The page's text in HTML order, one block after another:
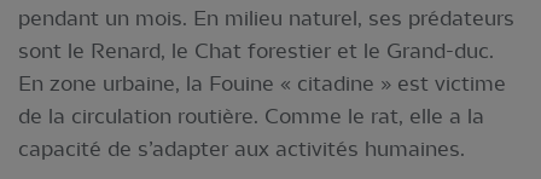
pendant un mois. En milieu naturel, ses prédateurs
sont le Renard, le Chat forestier et le Grand-duc.
En zone urbaine, la Fouine « citadine » est victime
de la circulation routière. Comme le rat, elle a la
capacité de s’adapter aux activités humaines.